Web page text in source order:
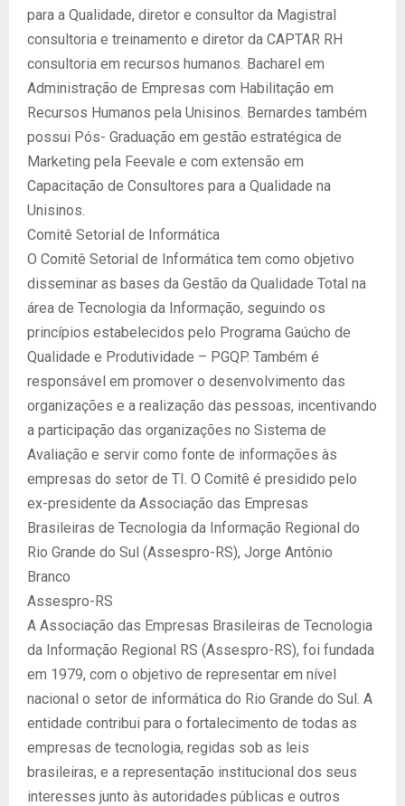
para a Qualidade, diretor e consultor da Magistral
consultoria e treinamento e diretor da CAPTAR RH
consultoria em recursos humanos. Bacharel em
Administração de Empresas com Habilitação em
Recursos Humanos pela Unisinos. Bernardes também
possui Pós- Graduação em gestão estratégica de
Marketing pela Feevale e com extensão em
Capacitação de Consultores para a Qualidade na
Unisinos.
Comitê Setorial de Informática
O Comitê Setorial de Informática tem como objetivo
disseminar as bases da Gestão da Qualidade Total na
área de Tecnologia da Informação, seguindo os
princípios estabelecidos pelo Programa Gaúcho de
Qualidade e Produtividade – PGQP. Também é
responsável em promover o desenvolvimento das
organizações e a realização das pessoas, incentivando
a participação das organizações no Sistema de
Avaliação e servir como fonte de informações às
empresas do setor de TI. O Comitê é presidido pelo
ex-presidente da Associação das Empresas
Brasileiras de Tecnologia da Informação Regional do
Rio Grande do Sul (Assespro-RS), Jorge Antônio
Branco
Assespro-RS
A Associação das Empresas Brasileiras de Tecnologia
da Informação Regional RS (Assespro-RS), foi fundada
em 1979, com o objetivo de representar em nível
nacional o setor de informática do Rio Grande do Sul. A
entidade contribui para o fortalecimento de todas as
empresas de tecnologia, regidas sob as leis
brasileiras, e a representação institucional dos seus
interesses junto às autoridades públicas e outros